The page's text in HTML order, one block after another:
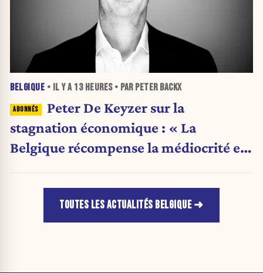
BELGIQUE • IL Y A 13 HEURES• PAR PETER BACKX
Peter De Keyzer sur la
stagnation économique : « La
Belgique récompense la médiocrité et
TOUTES LES ACTUALITÉS BELGIQUE